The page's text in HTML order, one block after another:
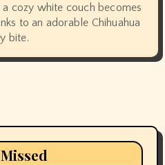
a cozy white couch becomes
to an adorable Chihuahua
bite.